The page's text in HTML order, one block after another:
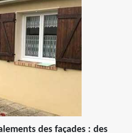
des façades : des